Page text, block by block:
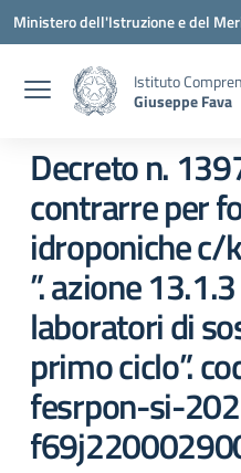
Vai ai contenuti
Vai al menu di navigazione
Vai al footer
Ministero dell'Istruzione e del
Istituto
Giuseppe Fava
Decreto n.
contrarre per
idroponiche
”. azione
laboratori di
primo ciclo”.
fesrpon-si-